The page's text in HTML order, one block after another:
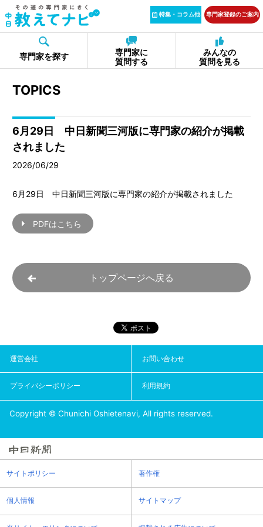
特集・コラム他 専門家登録のご案内
専門家を探す
専門家に
質問する
みんなの
質問を見る
TOPICS
6月29日 中日新聞三河版に専門家の紹介が掲載
されました
2026/06/29
6月29日 中日新聞三河版に専門家の紹介が掲載されました
PDFはこちら
トップページへ戻る
運営会社 お問い合わせ
プライバシーポリシー 利用規約
Copyright © Chunichi Oshietenavi, All rights reserved.
サイトポリシー 著作権
個人情報 サイトマップ